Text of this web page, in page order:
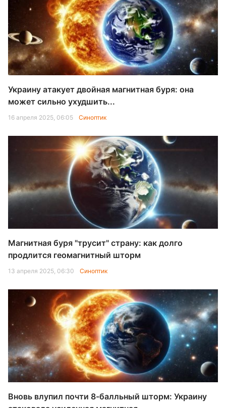
Украину атакует двойная магнитная буря: она
может сильно ухудшить...
16 апреля 2025, 06:05 Синоптик
Магнитная буря "трусит" страну: как долго
продлится геомагнитный шторм
13 апреля 2025, 06:30 Синоптик
Вновь влупил почти 8-балльный шторм: Украину